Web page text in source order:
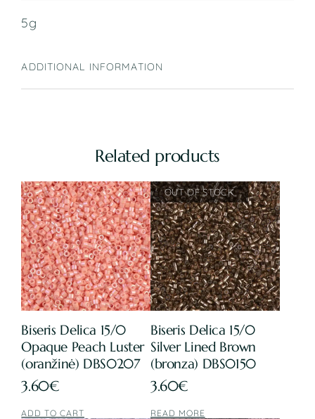
5g
ADDITIONAL INFORMATION
Related products
Biseris Delica 15/0
Opaque Peach Luster
(oranžinė) DBS0207
3.60€
ADD TO CART
Biseris Delica 15/0
Silver Lined Brown
(bronza) DBS0150
3.60€
READ MORE